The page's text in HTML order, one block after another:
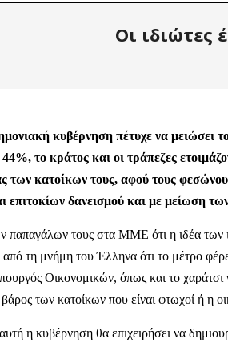
Οι ιδιώτες
κυβέρνηση πέτυχε να μειώσει
το κράτος και οι τράπεζες
των κατοίκων τους, αφού τους
επιτοκίων δανεισμού και με μείωση
παπαγάλων τους στα ΜΜΕ ότι η ιδέα των
τη μνήμη του Έλληνα ότι το μέτρο
Οικονομικών, όπως και το χαράτσι
των κατοίκων που είναι φτωχοί ή η
η κυβέρνηση θα επιχειρήσει να